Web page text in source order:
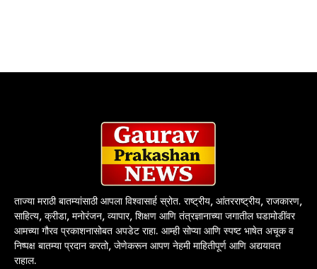
ताज्या मराठी बातम्यांसाठी आपला विश्वासार्ह स्रोत. राष्ट्रीय, आंतरराष्ट्रीय, राजकारण,
साहित्य, क्रीडा, मनोरंजन, व्यापार, शिक्षण आणि तंत्रज्ञानाच्या जगातील घडामोडींवर
आमच्या गौरव प्रकाशनासोबत अपडेट राहा. आम्ही सोप्या आणि स्पष्ट भाषेत अचूक व
निष्पक्ष बातम्या प्रदान करतो, जेणेकरून आपण नेहमी माहितीपूर्ण आणि अद्ययावत
राहाल.